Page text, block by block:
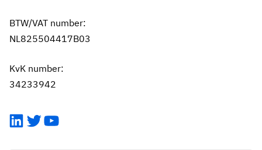
BTW/VAT number:
NL825504417B03
KvK number:
34233942
LinkedIn
TwitterYouTube